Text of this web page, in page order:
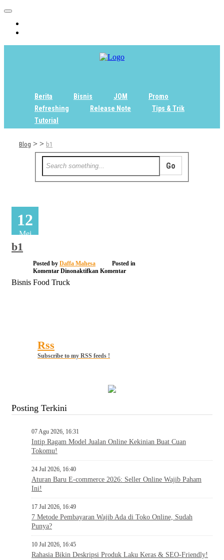
Berita Bisnis JOM
Promo
Refreshing
Release Note
Tips & Trik
Tutorial
Blog > > b1
12
Mei
b1
Posted by Daffa Mahesa
Posted in
Komentar Dinonaktifkan pada
Komentar
Bisnis Food Truck
Rss
Subscribe to my RSS feeds !
Posting Terkini
07 Agu 2026, 16:31
Intip Ragam Model Jualan Online Kekinian Buat Cuan
Tokomu!
24 Jul 2026, 16:40
Aturan Baru E-commerce 2026: Seller Online Wajib Paham
Ini!
17 Jul 2026, 16:49
7 Metode Pembayaran Wajib Ada di Toko Online, Sudah
Punya?
10 Jul 2026, 16:45
Rahasia Bikin Deskripsi Produk Laku Keras & SEO-Friendly!